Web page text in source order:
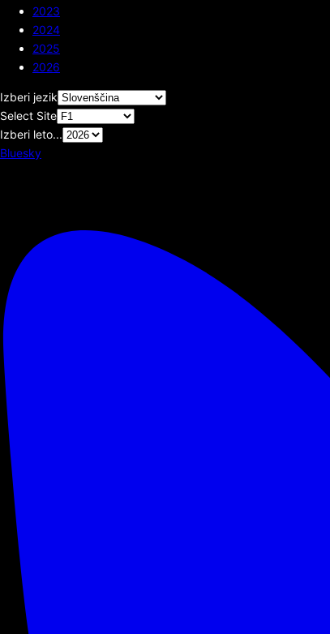
2023
2024
2025
2026
Izberi jezik
Select Site
Izberi leto...
Bluesky